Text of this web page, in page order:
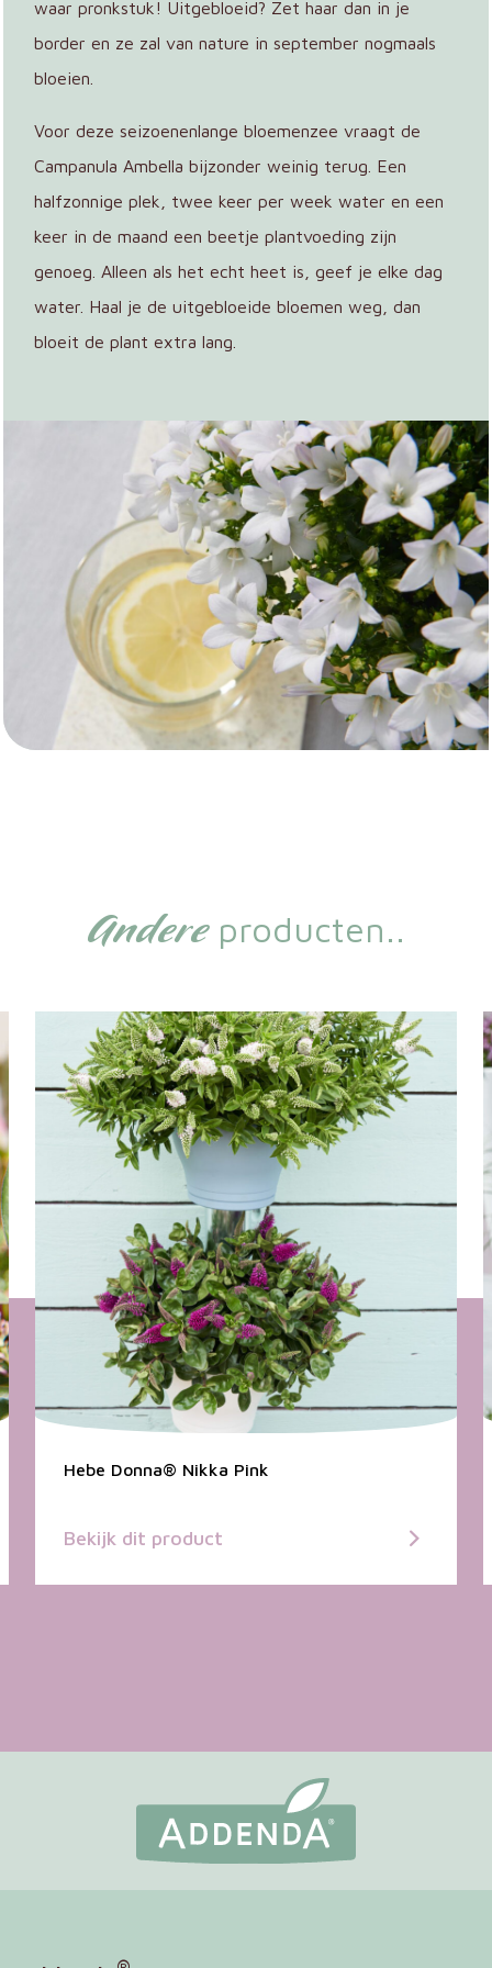
waar pronkstuk! Uitgebloeid? Zet haar dan in je
border en ze zal van nature in september nogmaals
bloeien.
Voor deze seizoenenlange bloemenzee vraagt de
Campanula Ambella bijzonder weinig terug. Een
halfzonnige plek, twee keer per week water en een
keer in de maand een beetje plantvoeding zijn
genoeg. Alleen als het echt heet is, geef je elke dag
water. Haal je de uitgebloeide bloemen weg, dan
bloeit de plant extra lang.
Andereproducten..
Hebe Donna® Nikka Pink
Bekijk dit product